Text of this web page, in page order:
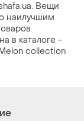
Вещи
наилучшим
в каталоге -
collection